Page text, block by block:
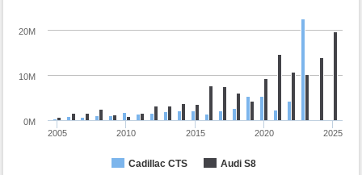
Cadillac CTS Audi S8
2005 2010 2015 2020 2025
0M
10M
20M